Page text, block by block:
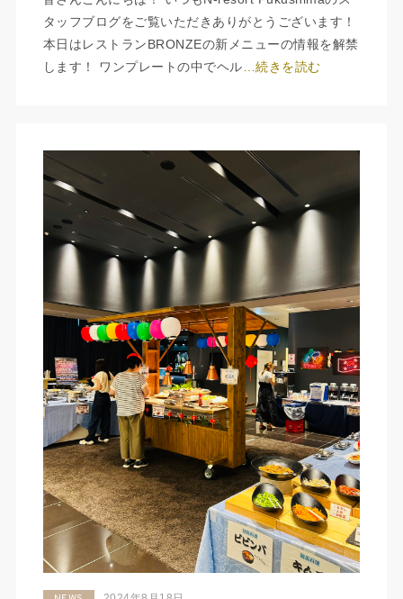
タッフブログをご覧いただきありがとうございます！
本日はレストランBRONZEの新メニューの情報を解禁
します！ ワンプレートの中でヘル …続きを読む